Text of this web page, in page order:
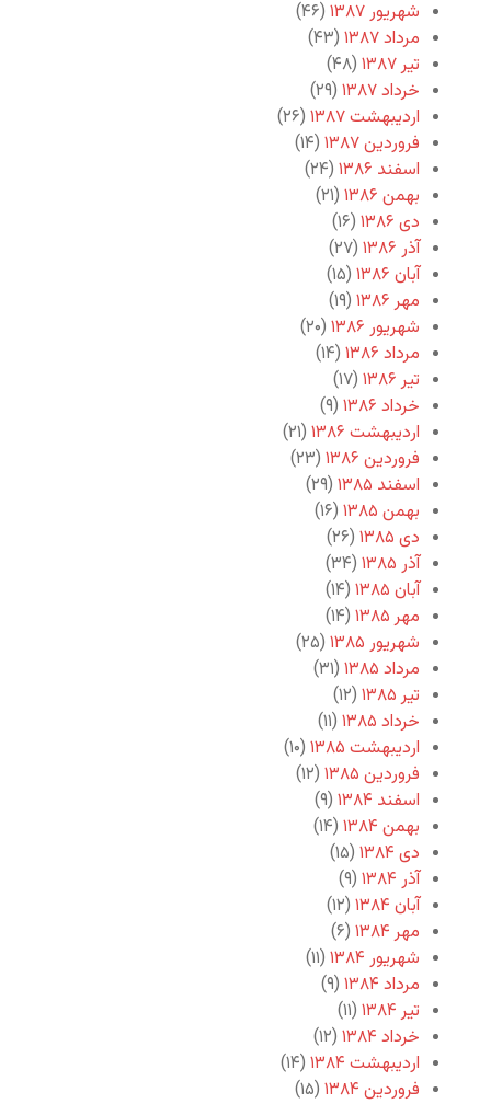
شهریور ۱۳۸۷
(۴۶)
مرداد ۱۳۸۷
(۴۳)
تیر ۱۳۸۷
(۴۸)
خرداد ۱۳۸۷
(۲۹)
اردیبهشت ۱۳۸۷
(۲۶)
فروردین ۱۳۸۷
(۱۴)
اسفند ۱۳۸۶
(۲۴)
بهمن ۱۳۸۶
(۲۱)
دی ۱۳۸۶
(۱۶)
آذر ۱۳۸۶
(۲۷)
آبان ۱۳۸۶
(۱۵)
مهر ۱۳۸۶
(۱۹)
شهریور ۱۳۸۶
(۲۰)
مرداد ۱۳۸۶
(۱۴)
تیر ۱۳۸۶
(۱۷)
خرداد ۱۳۸۶
(۹)
اردیبهشت ۱۳۸۶
(۲۱)
فروردین ۱۳۸۶
(۲۳)
اسفند ۱۳۸۵
(۲۹)
بهمن ۱۳۸۵
(۱۶)
دی ۱۳۸۵
(۲۶)
آذر ۱۳۸۵
(۳۴)
آبان ۱۳۸۵
(۱۴)
مهر ۱۳۸۵
(۱۴)
شهریور ۱۳۸۵
(۲۵)
مرداد ۱۳۸۵
(۳۱)
تیر ۱۳۸۵
(۱۲)
خرداد ۱۳۸۵
(۱۱)
اردیبهشت ۱۳۸۵
(۱۰)
فروردین ۱۳۸۵
(۱۲)
اسفند ۱۳۸۴
(۹)
بهمن ۱۳۸۴
(۱۴)
دی ۱۳۸۴
(۱۵)
آذر ۱۳۸۴
(۹)
آبان ۱۳۸۴
(۱۲)
مهر ۱۳۸۴
(۶)
شهریور ۱۳۸۴
(۱۱)
مرداد ۱۳۸۴
(۹)
تیر ۱۳۸۴
(۱۱)
خرداد ۱۳۸۴
(۱۲)
اردیبهشت ۱۳۸۴
(۱۴)
فروردین ۱۳۸۴
(۱۵)